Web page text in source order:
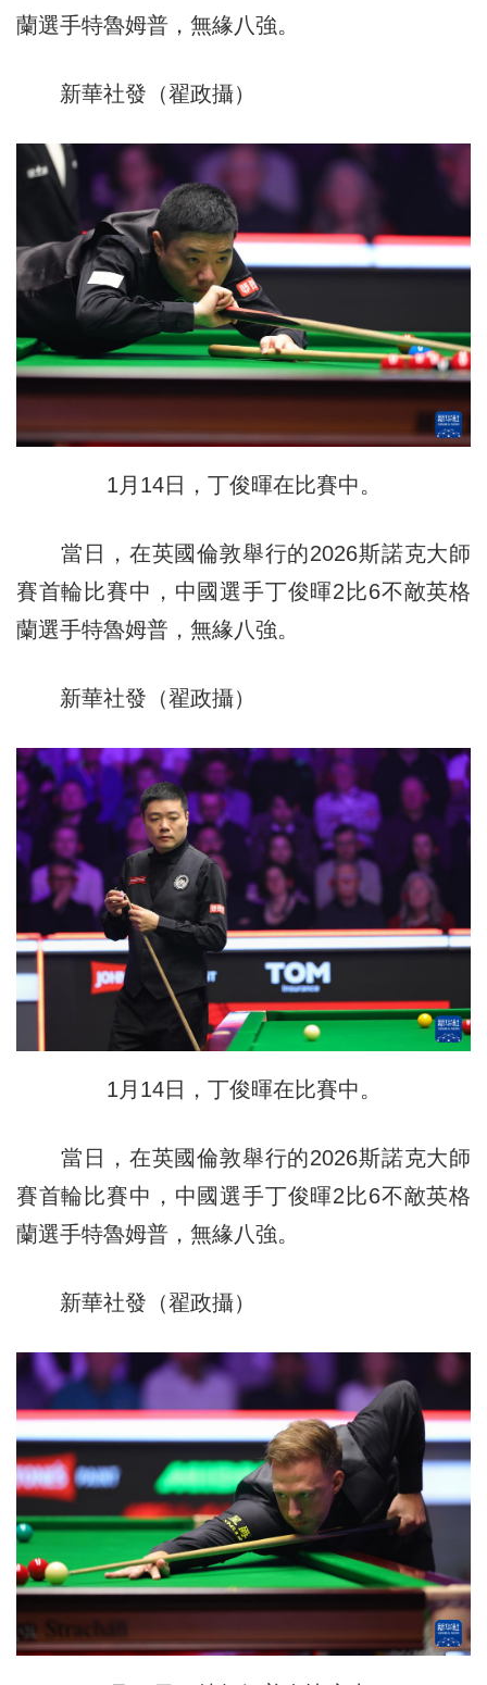
蘭選手特魯姆普，無緣八強。
新華社發（翟政攝）
1月14日，丁俊暉在比賽中。
當日，在英國倫敦舉行的2026斯諾克大師
賽首輪比賽中，中國選手丁俊暉2比6不敵英格
蘭選手特魯姆普，無緣八強。
新華社發（翟政攝）
1月14日，丁俊暉在比賽中。
當日，在英國倫敦舉行的2026斯諾克大師
賽首輪比賽中，中國選手丁俊暉2比6不敵英格
蘭選手特魯姆普，無緣八強。
新華社發（翟政攝）